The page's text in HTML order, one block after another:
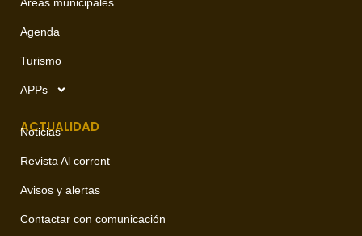
Agenda
Turismo
APPs
ACTUALIDAD
Noticias
Revista Al corrent
Avisos y alertas
Contactar con comunicación